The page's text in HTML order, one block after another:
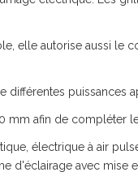
elle autorise aussi le
puissances
mm afin de compléter
électrique à air
d'éclairage avec mise